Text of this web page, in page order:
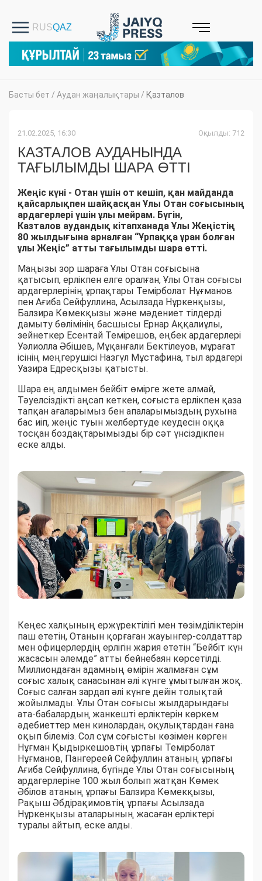
Басты бет / Аудан жаңалықтары / Қазталов
21.02.2025, 16:30 Оқылды: 712
КАЗТАЛОВ АУДАНЫНДА
ТАҒЫЛЫМДЫ ШАРА ӨТТІ
Жеңіс күні - Отан үшін от кешіп, қан майданда
қайсарлықпен шайқасқан Ұлы Отан соғысының
ардагерлері үшін ұлы мейрам. Бүгін,
Казталов аудандық кітапханада Ұлы Жеңістің
80 жылдығына арналған “Ұрпаққа ұран болған
ұлы Жеңіс” атты тағылымды шара өтті.
Маңызы зор шараға Ұлы Отан соғысына
қатысып, ерлікпен елге оралған, Ұлы Отан соғысы
ардагерлерінің ұрпақтары Темірболат Нұғманов
пен Ағиба Сейфуллина, Асылзада Нұркенқызы,
Балзира Көмекқызы және мәдениет тілдерді
дамыту бөлімінің басшысы Ернар Аққалиұлы,
зейнеткер Есентай Темірешов, еңбек ардагерлері
Уәлиолла Әбішев, Мұқанғали Бектілеуов, мұрағат
ісінің меңгерушісі Назгүл Мұстафина, тыл ардагері
Уазира Едресқызы қатысты.
Шара ең алдымен бейбіт өмірге жете алмай,
Тәуелсіздікті аңсап кеткен, соғыста ерлікпен қаза
тапқан ағаларымыз бен апаларымыздың рухына
бас иіп, жеңіс туын желбертуде кеудесін оққа
тосқан боздақтарымызды бір сәт үнсіздікпен
еске алды.
Кеңес халқының ержүректілігі мен төзімділіктерін
паш ететін, Отанын қорғаған жауынгер-солдаттар
мен офицерлердің ерлігін жария ететін “Бейбіт күн
жасасын әлемде” атты бейнебаян көрсетілді.
Миллиондаған адамның өмірін жалмаған сұм
соғыс халық санасынан әлі күнге ұмытылған жоқ.
Соғыс салған зардап әлі күнге дейін толықтай
жойылмады. Ұлы Отан соғысы жылдарындағы
ата-бабалардың жанкешті ерліктерін көркем
әдебиеттер мен кинолардан, оқулықтардан ғана
оқып білеміз. Сол сұм соғысты көзімен көрген
Нұғман Қыдыркешовтің ұрпағы Темірболат
Нұғманов, Пангереей Сейфуллин атаның ұрпағы
Ағиба Сейфуллина, бүгінде Ұлы Отан соғысының
ардагерлеріне 100 жыл болып жатқан Көмек
Әбілов атаның ұрпағы Балзира Көмекқызы,
Рақыш Әбдірақимовтің ұрпағы Асылзада
Нұркенқызы аталарының жасаған ерліктері
туралы айтып, еске алды.